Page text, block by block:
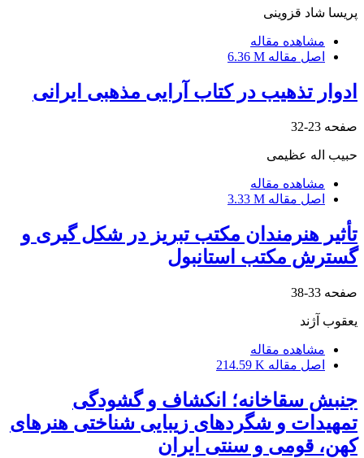
پریسا شاد قزوینی
مشاهده مقاله
اصل مقاله 6.36 M
ادوار تذهیب در کتاب آرایی مذهبی ایرانی
صفحه 23-32
حبیب اله عظیمی
مشاهده مقاله
اصل مقاله 3.33 M
تأثیر هنرمندان مکتب تبریز در شکل گیری و
گسترش مکتب استانبول
صفحه 33-38
یعقوب آژند
مشاهده مقاله
اصل مقاله 214.59 K
جنبش سقاخانه؛ انکشاف و گشودگی
تمهیدات و شگردهای زیبایی شناختی هنرهای
کهن، قومی و سنتی ایران